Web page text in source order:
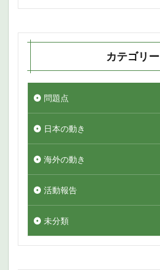
カテゴリー
問題点
日本の動き
海外の動き
活動報告
未分類